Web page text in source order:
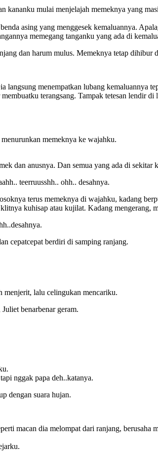
kananku mulai menjelajah memeknya yang
asing yang menggesek kemaluannya.
memegang tanganku yang ada di
dan harum mulus. Memeknya tetap
langsung menempatkan lubang kemaluannya
terangsang. Tampak tetesan lendir di
memeknya ke wajahku.
dan anusnya. Dan semua yang ada di sekitar
teerruusshh.. ohh.. desahnya.
terus memeknya di wajahku, kadang
kuhisap atau kujilat. Kadang
cepatcepat berdiri di samping ranjang.
menjerit, lalu celingukan mencariku.
benarbenar geram.
nggak papa deh..katanya.
dengan suara hujan.
macan dia melompat dari ranjang,